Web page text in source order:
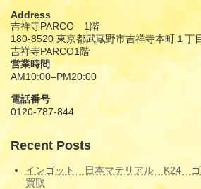
Address
吉祥寺PARCO 1階
180-8520 東京都武蔵野市吉祥寺本町１丁
吉祥寺PARCO1階
営業時間
AM10:00–PM20:00
電話番号
0120-787-844
Recent Posts
インゴット 日本マテリアル K24
買取